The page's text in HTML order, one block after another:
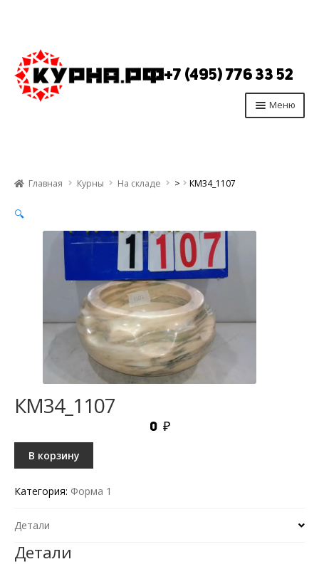
Перейти
к
навигации
Перейти
к
содержимому
+7 (495) 776 33 52
Меню
Производство
Опт
Контакты
Главная Курны На складе > КМ34_1107
🔍
КМ34_1107
0 ₽
В корзину
Категория: Форма 1
Детали
Детали